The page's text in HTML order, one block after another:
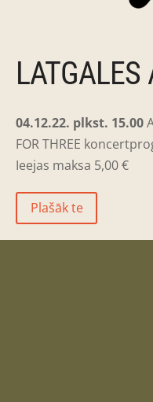
LATGALES
04.12.22. plkst. 15.00
FOR THREE
Ieejas maksa 5,00 €
Plašāk te